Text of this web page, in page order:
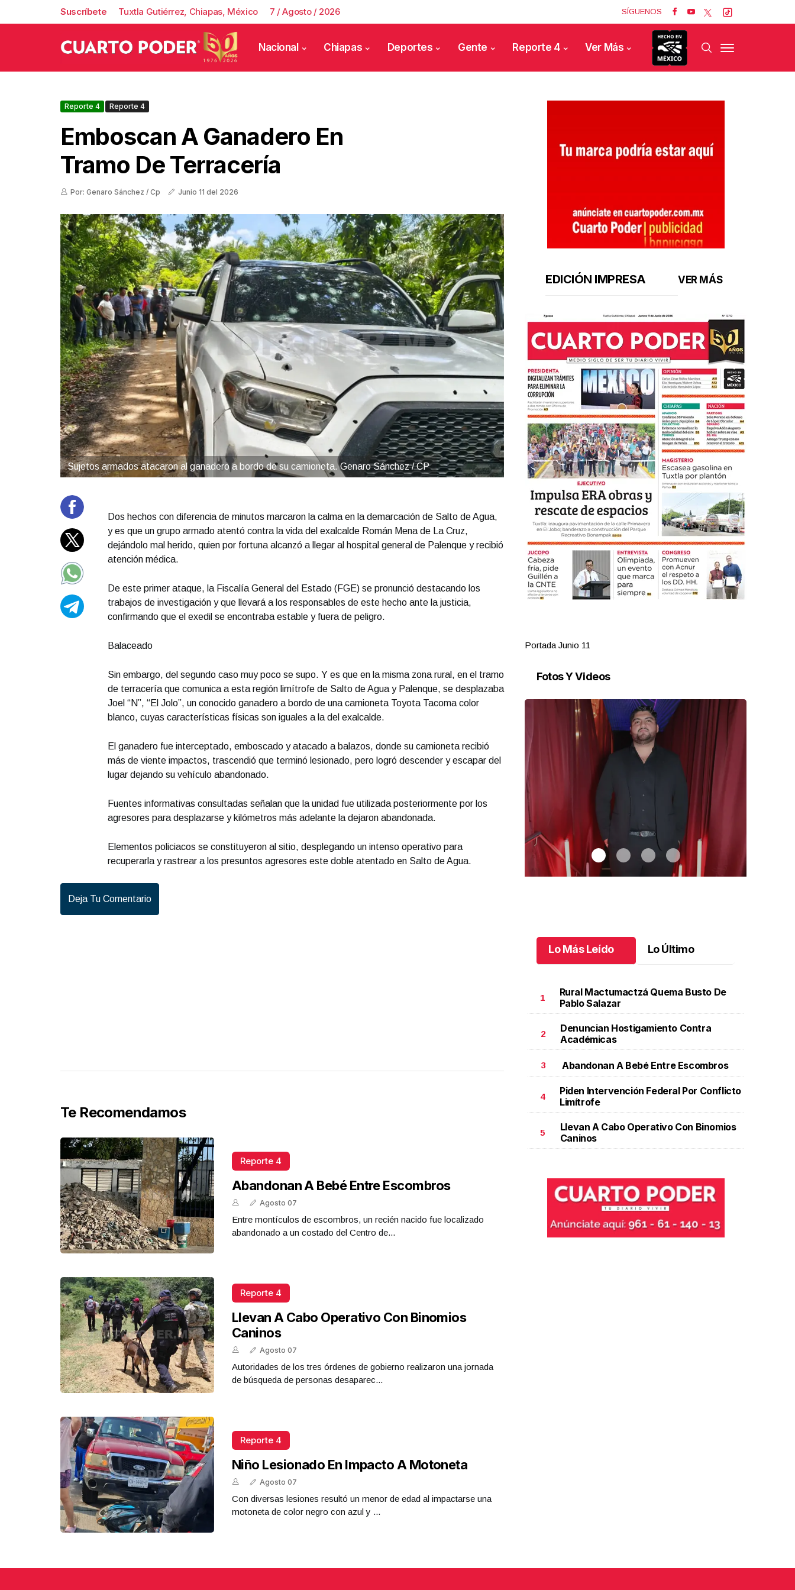
Suscríbete Tuxtla Gutiérrez, Chiapas, México 7 / Agosto / 2026 SÍGUENOS
Nacional Chiapas Deportes Gente Reporte 4 Ver Más
Reporte 4 Reporte 4
Emboscan A Ganadero En
Tramo De Terracería
Por: Genaro Sánchez / Cp Junio 11 del 2026
Sujetos armados atacaron al ganadero a bordo de su camioneta. Genaro Sánchez / CP
Dos hechos con diferencia de minutos marcaron la calma en la demarcación de Salto de Agua,
y es que un grupo armado atentó contra la vida del exalcalde Román Mena de La Cruz,
dejándolo mal herido, quien por fortuna alcanzó a llegar al hospital general de Palenque y recibió
atención médica.
De este primer ataque, la Fiscalía General del Estado (FGE) se pronunció destacando los
trabajos de investigación y que llevará a los responsables de este hecho ante la justicia,
confirmando que el exedil se encontraba estable y fuera de peligro.
Balaceado
Sin embargo, del segundo caso muy poco se supo. Y es que en la misma zona rural, en el tramo
de terracería que comunica a esta región limítrofe de Salto de Agua y Palenque, se desplazaba
Joel “N”, “El Jolo”, un conocido ganadero a bordo de una camioneta Toyota Tacoma color
blanco, cuyas características físicas son iguales a la del exalcalde.
El ganadero fue interceptado, emboscado y atacado a balazos, donde su camioneta recibió
más de viente impactos, trascendió que terminó lesionado, pero logró descender y escapar del
lugar dejando su vehículo abandonado.
Fuentes informativas consultadas señalan que la unidad fue utilizada posteriormente por los
agresores para desplazarse y kilómetros más adelante la dejaron abandonada.
Elementos policiacos se constituyeron al sitio, desplegando un intenso operativo para
recuperarla y rastrear a los presuntos agresores este doble atentado en Salto de Agua.
Deja Tu Comentario
Te Recomendamos
Reporte 4
Abandonan A Bebé Entre Escombros
Agosto 07
Entre montículos de escombros, un recién nacido fue localizado
abandonado a un costado del Centro de...
Reporte 4
Llevan A Cabo Operativo Con Binomios
Caninos
Agosto 07
Autoridades de los tres órdenes de gobierno realizaron una jornada
de búsqueda de personas desaparec...
Reporte 4
Niño Lesionado En Impacto A Motoneta
Agosto 07
Con diversas lesiones resultó un menor de edad al impactarse una
motoneta de color negro con azul y ...
EDICIÓN IMPRESA VER MÁS
Portada Junio 11
Fotos Y Videos
era cubrir la nota roja
Juan Carlos celebra su cuarto de siglo. Juan Carlos
celebra su cuarto de siglo
Lo Más Leído Lo Último
1
Rural Mactumactzá Quema Busto De
Pablo Salazar
2
Denuncian Hostigamiento Contra
Académicas
3 Abandonan A Bebé Entre Escombros
4
Piden Intervención Federal Por Conflicto
Limítrofe
5
Llevan A Cabo Operativo Con Binomios
Caninos